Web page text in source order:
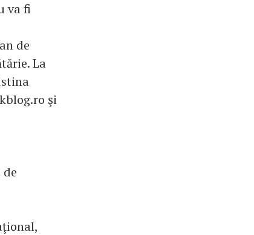
va fi
de
La
şi